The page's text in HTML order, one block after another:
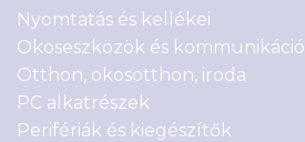
Nyomtatás és kellékei
Okoseszközök és kommunikáció
Otthon, okosotthon, iroda
PC alkatrészek
Perifériák és kiegészítők